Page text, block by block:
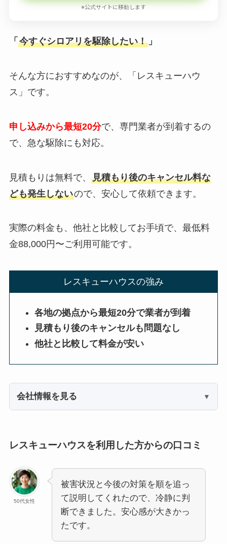
※公式サイトに移動します
「 今すぐシロアリを駆除したい！」
そんな方におすすめなのが、「レスキューハウ
ス」です。
申し込みから最短20分で、専門業者が到着するの
で、急な駆除にも対応。
見積もりは無料で、 見積もり後のキャンセル料な
ども発生しないので、安心して依頼できます。
実際の料金も、他社と比較してお手頃で、最低料
金88,000円〜ご利用可能です。
レスキューハウスの強み
各地の拠点から最短20分で業者が到着
見積もり後のキャンセルも問題なし
他社と比較して料金が安い
会社情報を見る
レスキューハウスを利用した方からの口コミ
50代女性
被害状況と今後の対策を順を追っ
て説明してくれたので、冷静に判
断できました。安心感が大きかっ
たです。